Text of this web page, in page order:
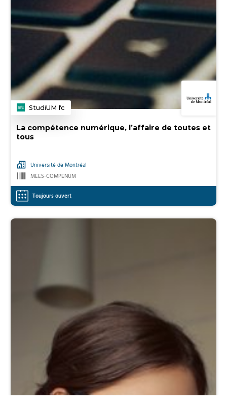
La compétence numérique, l’affaire de toutes et
tous
Université de Montréal
MEES-COMPENUM
Catégorie
StudiUM fc
Toujours ouvert